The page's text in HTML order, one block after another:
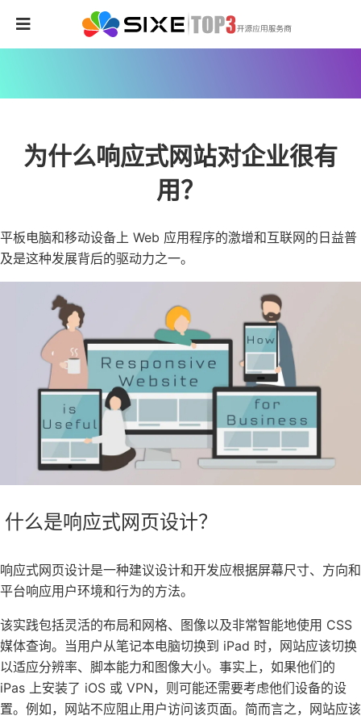
为什么响应式网站对企业很有
用？
平板电脑和移动设备上 Web 应用程序的激增和互联网的日益普
及是这种发展背后的驱动力之一。
什么是响应式网页设计？
响应式网页设计是一种建议设计和开发应根据屏幕尺寸、方向和
平台响应用户环境和行为的方法。
该实践包括灵活的布局和网格、图像以及非常智能地使用 CSS
媒体查询。当用户从笔记本电脑切换到 iPad 时，网站应该切换
以适应分辨率、脚本能力和图像大小。事实上，如果他们的
iPas 上安装了 iOS 或 VPN，则可能还需要考虑他们设备的设
置。例如，网站不应阻止用户访问该页面。简而言之，网站应该